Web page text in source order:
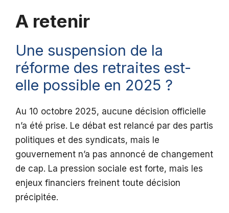
A retenir
Une suspension de la
réforme des retraites est-
elle possible en 2025 ?
Au 10 octobre 2025, aucune décision officielle
n’a été prise. Le débat est relancé par des partis
politiques et des syndicats, mais le
gouvernement n’a pas annoncé de changement
de cap. La pression sociale est forte, mais les
enjeux financiers freinent toute décision
précipitée.